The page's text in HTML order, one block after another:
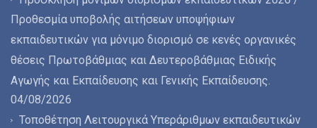
Προθεσμία υποβολής αιτήσεων υποψήφιων
εκπαιδευτικών για μόνιμο διορισμό σε κενές οργανικές
θέσεις Πρωτοβάθμιας και Δευτεροβάθμιας Ειδικής
Αγωγής και Εκπαίδευσης και Γενικής Εκπαίδευσης.
04/08/2026
Τοποθέτηση Λειτουργικά Υπεράριθμων εκπαιδευτικών